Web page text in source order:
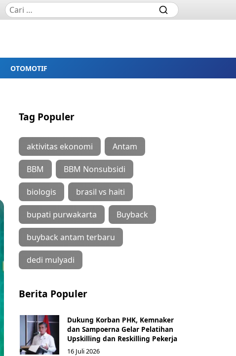
OTOMOTIF
Tag Populer
aktivitas ekonomi Antam
BBM BBM Nonsubsidi
biologis brasil vs haiti
bupati purwakarta Buyback
buyback antam terbaru
dedi mulyadi
Berita Populer
Dukung Korban PHK, Kemnaker
dan Sampoerna Gelar Pelatihan
Upskilling dan Reskilling Pekerja
16 Juli 2026